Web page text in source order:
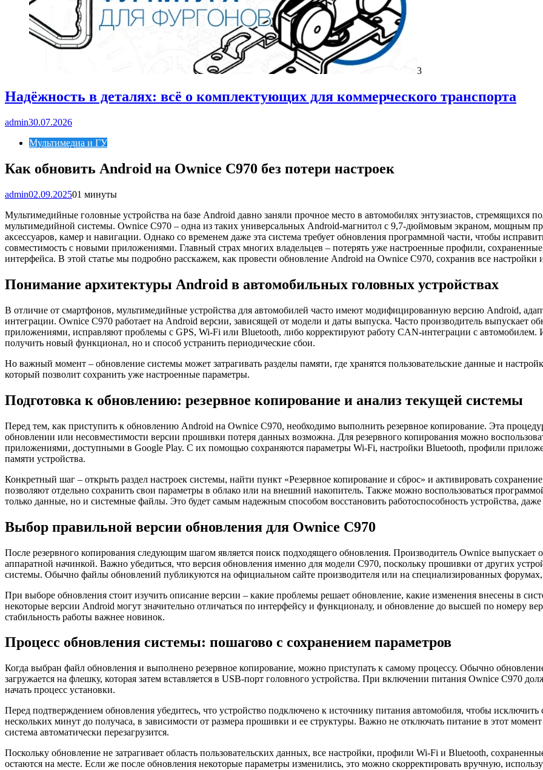
3
Надёжность в деталях: всё о комплектующих для коммерческого транспорта
admin30.07.2026
Мультимедиа и ГУ
Как обновить Android на Ownice C970 без потери настроек
admin02.09.202501 минуты
Мультимедийные головные устройства на базе Android давно заняли прочное место в автомобилях энтузиастов, стремящихся
мультимедийной системы. Ownice C970 – одна из таких универсальных Android-магнитол с 9,7-дюймовым экраном, мощным
аксессуаров, камер и навигации. Однако со временем даже эта система требует обновления программной части, чтобы
совместимость с новыми приложениями. Главный страх многих владельцев – потерять уже настроенные профили,
интерфейса. В этой статье мы подробно расскажем, как провести обновление Android на Ownice C970, сохранив все настройки
Понимание архитектуры Android в автомобильных головных устройствах
В отличие от смартфонов, мультимедийные устройства для автомобилей часто имеют модифицированную версию Android,
интеграции. Ownice C970 работает на Android версии, зависящей от модели и даты выпуска. Часто производитель выпускает
приложениями, исправляют проблемы с GPS, Wi-Fi или Bluetooth, либо корректируют работу CAN-интеграции с автомобилем.
получить новый функционал, но и способ устранить периодические сбои.
Но важный момент – обновление системы может затрагивать разделы памяти, где хранятся пользовательские данные и
который позволит сохранить уже настроенные параметры.
Подготовка к обновлению: резервное копирование и анализ текущей системы
Перед тем, как приступить к обновлению Android на Ownice C970, необходимо выполнить резервное копирование. Эта
обновлении или несовместимости версии прошивки потеря данных возможна. Для резервного копирования можно
приложениями, доступными в Google Play. С их помощью сохраняются параметры Wi-Fi, настройки Bluetooth, профили
памяти устройства.
Конкретный шаг – открыть раздел настроек системы, найти пункт «Резервное копирование и сброс» и активировать
позволяют отдельно сохранить свои параметры в облако или на внешний накопитель. Также можно воспользоваться
только данные, но и системные файлы. Это будет самым надежным способом восстановить работоспособность устройства,
Выбор правильной версии обновления для Ownice C970
После резервного копирования следующим шагом является поиск подходящего обновления. Производитель Ownice
аппаратной начинкой. Важно убедиться, что версия обновления именно для модели C970, поскольку прошивки от других
системы. Обычно файлы обновлений публикуются на официальном сайте производителя или на специализированных
При выборе обновления стоит изучить описание версии – какие проблемы решает обновление, какие изменения внесены в
некоторые версии Android могут значительно отличаться по интерфейсу и функционалу, и обновление до высшей по номеру
стабильность работы важнее новинок.
Процесс обновления системы: пошагово с сохранением параметров
Когда выбран файл обновления и выполнено резервное копирование, можно приступать к самому процессу. Обычно
загружается на флешку, которая затем вставляется в USB-порт головного устройства. При включении питания Ownice C970
начать процесс установки.
Перед подтверждением обновления убедитесь, что устройство подключено к источнику питания автомобиля, чтобы исключить
нескольких минут до получаса, в зависимости от размера прошивки и ее структуры. Важно не отключать питание в этот
система автоматически перезагрузится.
Поскольку обновление не затрагивает область пользовательских данных, все настройки, профили Wi-Fi и Bluetooth,
остаются на месте. Если же после обновления некоторые параметры изменились, это можно скорректировать вручную,